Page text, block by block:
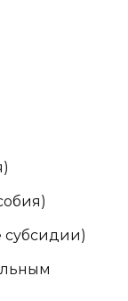
субсидии)